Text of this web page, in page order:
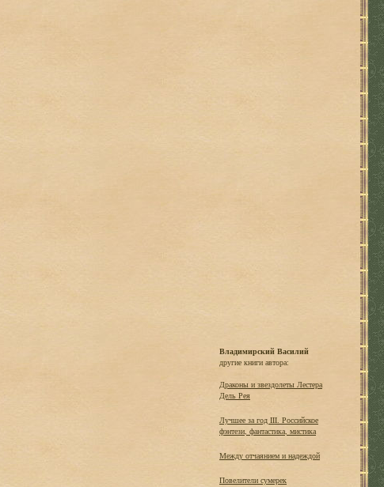
Владимирский Василий
другие книги автора:
Драконы и звездолеты Лестера
Дель Рея
Лучшее за год III. Российское
фэнтези, фантастика, мистика
Между отчаянием и надеждой
Повелители сумерек